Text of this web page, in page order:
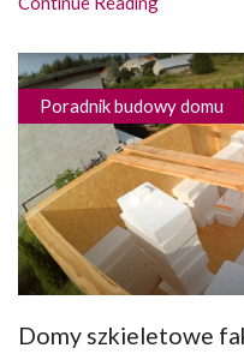
Poradnik budowy domu
Domy szkieletowe